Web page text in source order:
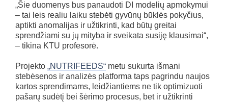
„Šie duomenys bus panaudoti DI modelių apmokymui
– tai leis realiu laiku stebėti gyvūnų būklės pokyčius,
aptikti anomalijas ir užtikrinti, kad būtų greitai
sprendžiami su jų mityba ir sveikata susiję klausimai“,
– tikina KTU profesorė.
Projekto „NUTRIFEEDS“ metu sukurta išmani
stebėsenos ir analizės platforma taps pagrindu naujos
kartos sprendimams, leidžiantiems ne tik optimizuoti
pašarų sudėtį bei šėrimo procesus, bet ir užtikrinti